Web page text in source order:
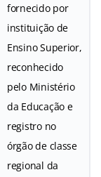
fornecido por
instituição de
Ensino Superior,
reconhecido
pelo Ministério
da Educação e
registro no
órgão de classe
regional da